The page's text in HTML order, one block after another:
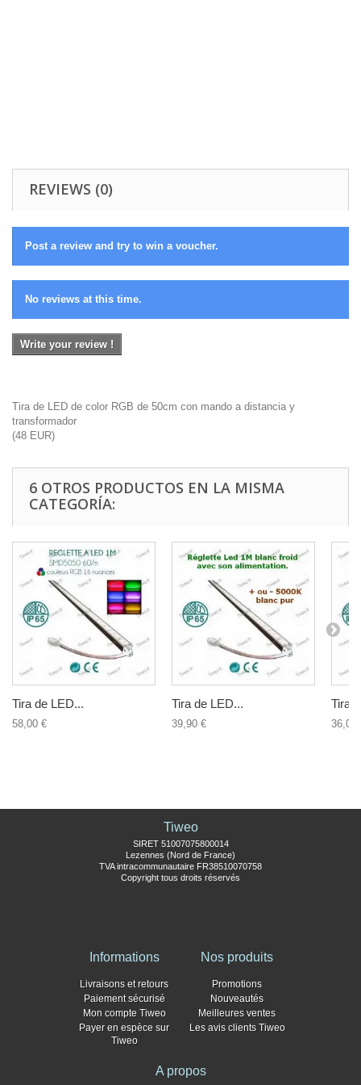
REVIEWS (0)
Post a review and try to win a voucher.
No reviews at this time.
Write your review !
Tira de LED de color RGB de 50cm con mando a distancia y
transformador
(48 EUR)
6 OTROS PRODUCTOS EN LA MISMA
CATEGORÍA:
Tira de LED...
58,00 €
Tira de LED...
39,90 €
Tira
36,00
Tiweo
SIRET 51007075800014
Lezennes (Nord de France)
TVA intracommunautaire FR38510070758
Copyright tous droits réservés
Informations
Livraisons et retours
Paiement sécurisé
Mon compte Tiweo
Payer en espèce sur
Tiweo
Nos produits
Promotions
Nouveautés
Meilleures ventes
Les avis clients Tiweo
A propos